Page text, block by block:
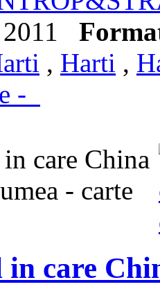
2011
, Harti ,
-
in care